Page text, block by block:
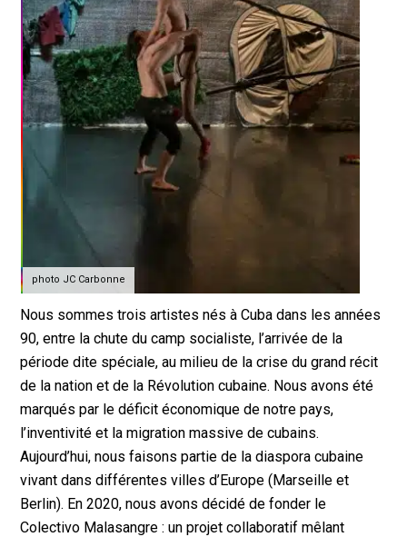
photo JC Carbonne
Nous sommes trois artistes nés à Cuba dans les années
90, entre la chute du camp socialiste, l’arrivée de la
période dite spéciale, au milieu de la crise du grand récit
de la nation et de la Révolution cubaine. Nous avons été
marqués par le déficit économique de notre pays,
l’inventivité et la migration massive de cubains.
Aujourd’hui, nous faisons partie de la diaspora cubaine
vivant dans différentes villes d’Europe (Marseille et
Berlin). En 2020, nous avons décidé de fonder le
Colectivo Malasangre : un projet collaboratif mêlant